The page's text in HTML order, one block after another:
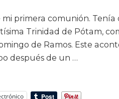
primera comunión. Tenía
Trinidad de Pótam,
de Ramos. Este
después de un …